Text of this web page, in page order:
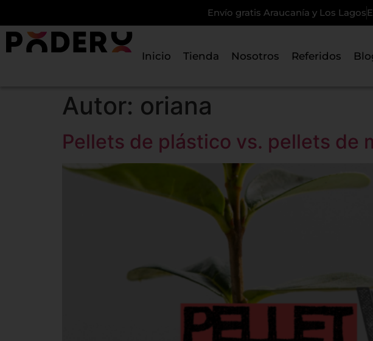
Envío gratis Araucanía y Los Lagos
Inicio Tienda Nosotros Referidos
Autor: oriana
Pellets de plástico vs. pellets de